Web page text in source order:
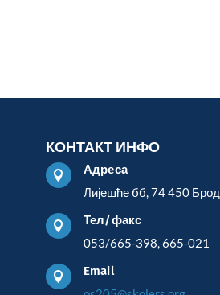
КОНТАКТ ИНФО

Адреса
Лијешће бб, 74 450 Брод

Тел/факс
053/665-398, 665-021

Email